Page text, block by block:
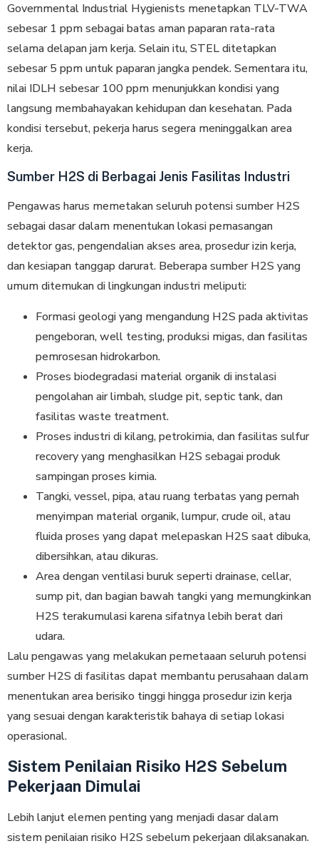
Governmental Industrial Hygienists menetapkan TLV-TWA
sebesar 1 ppm sebagai batas aman paparan rata-rata
selama delapan jam kerja. Selain itu, STEL ditetapkan
sebesar 5 ppm untuk paparan jangka pendek. Sementara itu,
nilai IDLH sebesar 100 ppm menunjukkan kondisi yang
langsung membahayakan kehidupan dan kesehatan. Pada
kondisi tersebut, pekerja harus segera meninggalkan area
kerja.
Sumber H2S di Berbagai Jenis Fasilitas Industri
Pengawas harus memetakan seluruh potensi sumber H2S
sebagai dasar dalam menentukan lokasi pemasangan
detektor gas, pengendalian akses area, prosedur izin kerja,
dan kesiapan tanggap darurat. Beberapa sumber H2S yang
umum ditemukan di lingkungan industri meliputi:
Formasi geologi yang mengandung H2S pada aktivitas
pengeboran, well testing, produksi migas, dan fasilitas
pemrosesan hidrokarbon.
Proses biodegradasi material organik di instalasi
pengolahan air limbah, sludge pit, septic tank, dan
fasilitas waste treatment.
Proses industri di kilang, petrokimia, dan fasilitas sulfur
recovery yang menghasilkan H2S sebagai produk
sampingan proses kimia.
Tangki, vessel, pipa, atau ruang terbatas yang pernah
menyimpan material organik, lumpur, crude oil, atau
fluida proses yang dapat melepaskan H2S saat dibuka,
dibersihkan, atau dikuras.
Area dengan ventilasi buruk seperti drainase, cellar,
sump pit, dan bagian bawah tangki yang memungkinkan
H2S terakumulasi karena sifatnya lebih berat dari
udara.
Lalu pengawas yang melakukan pemetaaan seluruh potensi
sumber H2S di fasilitas dapat membantu perusahaan dalam
menentukan area berisiko tinggi hingga prosedur izin kerja
yang sesuai dengan karakteristik bahaya di setiap lokasi
operasional.
Sistem Penilaian Risiko H2S Sebelum
Pekerjaan Dimulai
Lebih lanjut elemen penting yang menjadi dasar dalam
sistem penilaian risiko H2S sebelum pekerjaan dilaksanakan.